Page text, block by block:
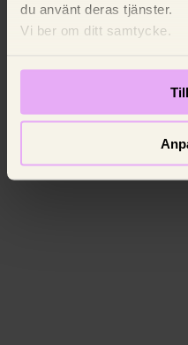
du använt deras tjänster.
Vi ber om ditt samtycke.